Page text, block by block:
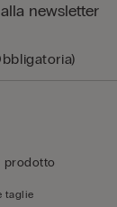
newsletter
prodotto
taglie